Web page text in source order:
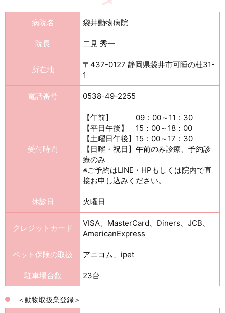
病院名 袋井動物病院
院長 二見 秀一
所在地
〒437-0127 静岡県袋井市可睡の杜31-
1
電話番号 0538-49-2255
受付時間
【午前】 09：00～11：30
【平日午後】 15：00～18：00
【土曜日午後】15：00～17：30
【日曜・祝日】午前のみ診療、予約診
療のみ
※ご予約はLINE・HPもしくは院内で直
接お申し込みください。
休診日 火曜日
クレジットカード
VISA、MasterCard、Diners、JCB、
AmericanExpress
ペット保険の取扱 アニコム、ipet
駐車場台数 23台
＜動物取扱業登録＞